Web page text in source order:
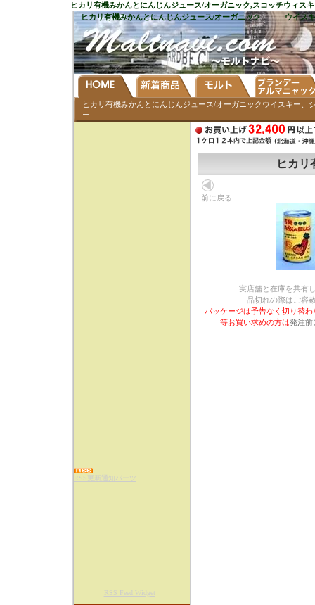
ヒカリ有機みかんとにんじんジュース/オーガニック,スコッチウィス
ヒカリ有機みかんとにんじんジュース/オーガニック
ウイス
ヒカリ有機みかんとにんじんジュース/オーガニックウイスキー、
ー
RSS更新通知パーツ
RSS Feed Widget
ヒカリ
前に戻る
実店舗と在庫を共有
品切れの際はご容
パッケージは予告なく切り替
等お買い求めの方は発注前